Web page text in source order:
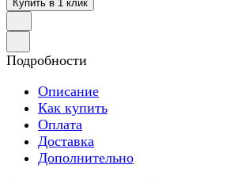
Купить в 1 клик
Подробности
Описание
Как купить
Оплата
Доставка
Дополнительно